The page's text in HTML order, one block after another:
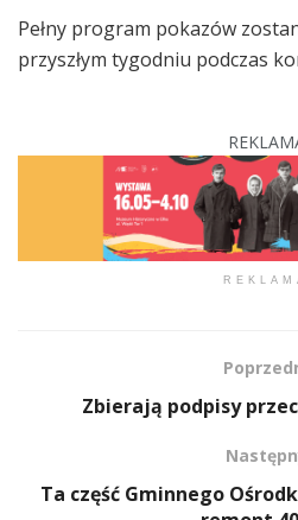
Pełny program pokazów
przyszłym tygodniu podczas
Zbierają podpisy
Ta część Gminnego